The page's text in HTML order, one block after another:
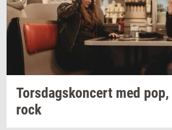
Tors­dags­kon­cert med pop,
rock